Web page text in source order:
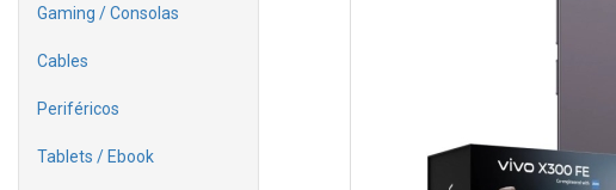
Gaming / Consolas
Cables
Periféricos
Tablets / Ebook